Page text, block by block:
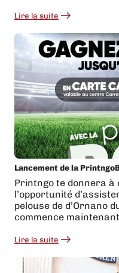
Lire la suite
:
de
pour
une
start-
up
Caennaise
Lancement de la
Printngo te donnera à
l’opportunité
pelouse de d’Ornano
commence
Lire la suite
:
de